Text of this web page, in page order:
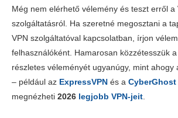
Főbb jellemzők 8.3
Telepítés & appok 8.4
Megbízhatóság és támogatás 8.0
Még nem elérhető vélemény és teszt erről a
szolgáltatásról. Ha szeretné megosztani a
VPN szolgáltatóval kapcsolatban, írjon
felhasználóként. Hamarosan közzétesszük
részletes véleményét ugyanúgy, mint ahogy
– például az ExpressVPN és a CyberGhost
megnézheti 2026 legjobb VPN-jeit.